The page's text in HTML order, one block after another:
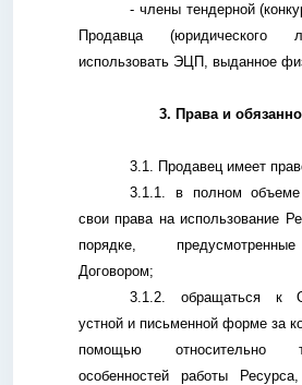
- члены тендерной
Продавца (юридического
использовать ЭЦП, выданное
3. Права и
3.1. Продавец имеет
3.1.1. в полном объеме
свои права на использование
порядке,
Договором;
3.1.2. обращаться к
устной и письменной форме за
помощью относительно
особенностей работы